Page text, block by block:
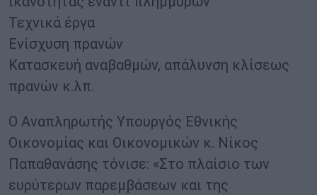
Τεχνικά έργα
Ενίσχυση πρανών
Κατασκευή αναβαθμών, απάλυνση κλίσεως
πρανών κ.λπ.
Ο Αναπληρωτής Υπουργός Εθνικής
Οικονομίας και Οικονομικών κ. Νίκος
Παπαθανάσης τόνισε: «Στο πλαίσιο των
ευρύτερων παρεμβάσεων και της